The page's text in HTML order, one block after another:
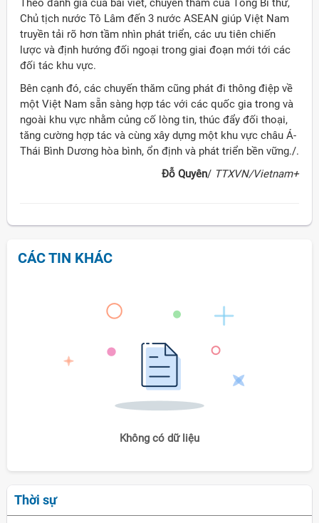
Theo đánh giá của bài viết, chuyến thăm của Tổng Bí thư,
Chủ tịch nước Tô Lâm đến 3 nước ASEAN giúp Việt Nam
truyền tải rõ hơn tầm nhìn phát triển, các ưu tiên chiến
lược và định hướng đối ngoại trong giai đoạn mới tới các
đối tác khu vực.
Bên cạnh đó, các chuyến thăm cũng phát đi thông điệp về
một Việt Nam sẵn sàng hợp tác với các quốc gia trong và
ngoài khu vực nhằm củng cố lòng tin, thúc đẩy đối thoại,
tăng cường hợp tác và cùng xây dựng một khu vực châu Á-
Thái Bình Dương hòa bình, ổn định và phát triển bền vững./.
Đỗ Quyên/ TTXVN/Vietnam+
CÁC TIN KHÁC
Không có dữ liệu
Thời sự